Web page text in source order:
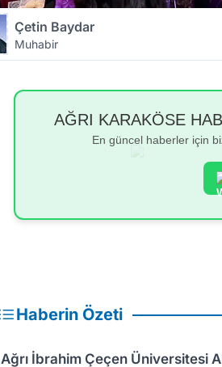
Çetin Baydar
Muhabir
AĞRI KARAKÖSE
En güncel haberler için
Haberin Özeti
Ağrı İbrahim Çeçen Üniversitesi